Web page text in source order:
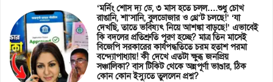
‘মর্নিং শোস দ্য ডে, ৩ মাস হতে চলল….শুধু চোখ
রাঙানি, শা’সানি, বুলডোজার ও থ্রে’ট চলছে!’ ‘যা
দেখছি, তাতে ভবিষ্যৎ নিয়ে আশঙ্কা বাড়ছে!’ এভাবেই
কি বদলের প্রতিশ্রুতি পূরণ হচ্ছে? মাত্র তিন মাসেই
বিজেপি সরকারের কার্যপদ্ধতিতে চরম হতাশ পরমা
বন্দ্যোপাধ্যায়! কী দেখে এতটা ক্ষুব্ধ জনপ্রিয়
সঞ্চালিকা? বাস টিকিট থেকে অন্নপূর্ণা ভাণ্ডার, ঠিক
কোন কোন ইস্যুতে তুললেন প্রশ্ন?